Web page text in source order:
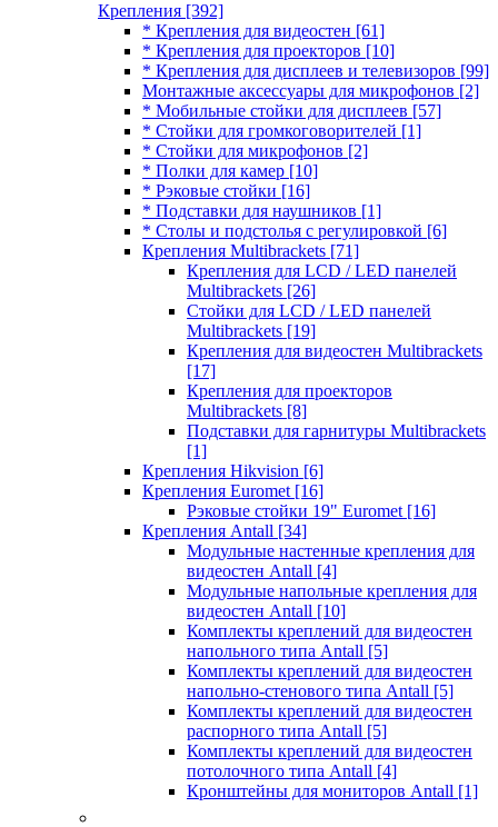
Крепления [392]
* Крепления для видеостен [61]
* Крепления для проекторов [10]
* Крепления для дисплеев и телевизоров [99]
Монтажные аксессуары для микрофонов [2]
* Мобильные стойки для дисплеев [57]
* Стойки для громкоговорителей [1]
* Стойки для микрофонов [2]
* Полки для камер [10]
* Рэковые стойки [16]
* Подставки для наушников [1]
* Столы и подстолья с регулировкой [6]
Крепления Multibrackets [71]
Крепления для LCD / LED панелей
Multibrackets [26]
Стойки для LCD / LED панелей
Multibrackets [19]
Крепления для видеостен Multibrackets
[17]
Крепления для проекторов
Multibrackets [8]
Подставки для гарнитуры Multibrackets
[1]
Крепления Hikvision [6]
Крепления Euromet [16]
Рэковые стойки 19" Euromet [16]
Крепления Antall [34]
Модульные настенные крепления для
видеостен Antall [4]
Модульные напольные крепления для
видеостен Antall [10]
Комплекты креплений для видеостен
напольного типа Antall [5]
Комплекты креплений для видеостен
напольно-стенового типа Antall [5]
Комплекты креплений для видеостен
распорного типа Antall [5]
Комплекты креплений для видеостен
потолочного типа Antall [4]
Кронштейны для мониторов Antall [1]